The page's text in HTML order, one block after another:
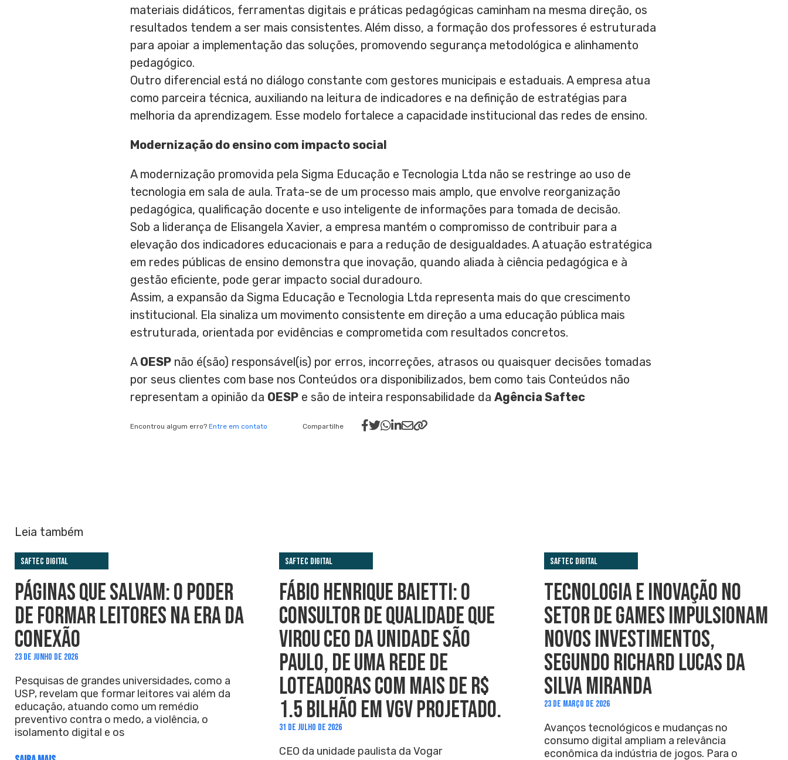
materiais didáticos, ferramentas digitais e práticas pedagógicas caminham na mesma direção, os
resultados tendem a ser mais consistentes. Além disso, a formação dos professores é estruturada
para apoiar a implementação das soluções, promovendo segurança metodológica e alinhamento
pedagógico.
Outro diferencial está no diálogo constante com gestores municipais e estaduais. A empresa atua
como parceira técnica, auxiliando na leitura de indicadores e na definição de estratégias para
melhoria da aprendizagem. Esse modelo fortalece a capacidade institucional das redes de ensino.
Modernização do ensino com impacto social
A modernização promovida pela Sigma Educação e Tecnologia Ltda não se restringe ao uso de
tecnologia em sala de aula. Trata-se de um processo mais amplo, que envolve reorganização
pedagógica, qualificação docente e uso inteligente de informações para tomada de decisão.
Sob a liderança de Elisangela Xavier, a empresa mantém o compromisso de contribuir para a
elevação dos indicadores educacionais e para a redução de desigualdades. A atuação estratégica
em redes públicas de ensino demonstra que inovação, quando aliada à ciência pedagógica e à
gestão eficiente, pode gerar impacto social duradouro.
Assim, a expansão da Sigma Educação e Tecnologia Ltda representa mais do que crescimento
institucional. Ela sinaliza um movimento consistente em direção a uma educação pública mais
estruturada, orientada por evidências e comprometida com resultados concretos.
A OESP não é(são) responsável(is) por erros, incorreções, atrasos ou quaisquer decisões tomadas
por seus clientes com base nos Conteúdos ora disponibilizados, bem como tais Conteúdos não
representam a opinião da OESP e são de inteira responsabilidade da Agência Saftec
Encontrou algum erro? Entre em contato Compartilhe
Leia também
Saftec Digital
PÁGINAS QUE SALVAM: O PODER
DE FORMAR LEITORES NA ERA DA
CONEXÃO
23 DE JUNHO DE 2026
Pesquisas de grandes universidades, como a
USP, revelam que formar leitores vai além da
educação, atuando como um remédio
preventivo contra o medo, a violência, o
isolamento digital e os
Saftec Digital
FÁBIO HENRIQUE BAIETTI: O
CONSULTOR DE QUALIDADE QUE
VIROU CEO DA UNIDADE SÃO
PAULO, DE UMA REDE DE
LOTEADORAS COM MAIS DE R$
1.5 BILHÃO EM VGV PROJETADO.
31 DE JULHO DE 2026
CEO da unidade paulista da Vogar
Saftec Digital
TECNOLOGIA E INOVAÇÃO NO
SETOR DE GAMES IMPULSIONAM
NOVOS INVESTIMENTOS,
SEGUNDO RICHARD LUCAS DA
SILVA MIRANDA
23 DE MARÇO DE 2026
Avanços tecnológicos e mudanças no
consumo digital ampliam a relevância
econômica da indústria de jogos. Para o